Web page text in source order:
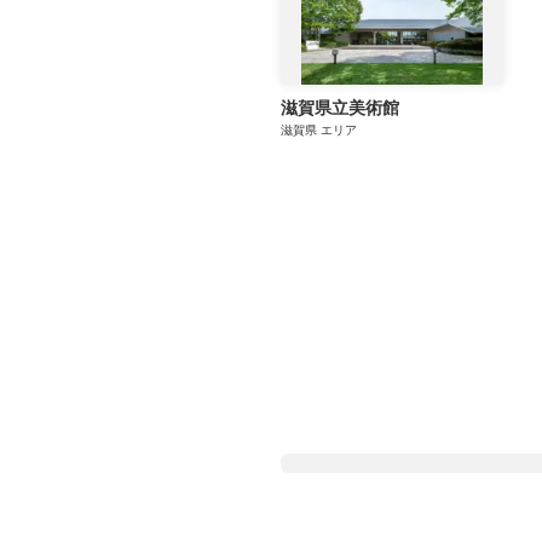
滋賀県立美術館
滋賀県 エリア